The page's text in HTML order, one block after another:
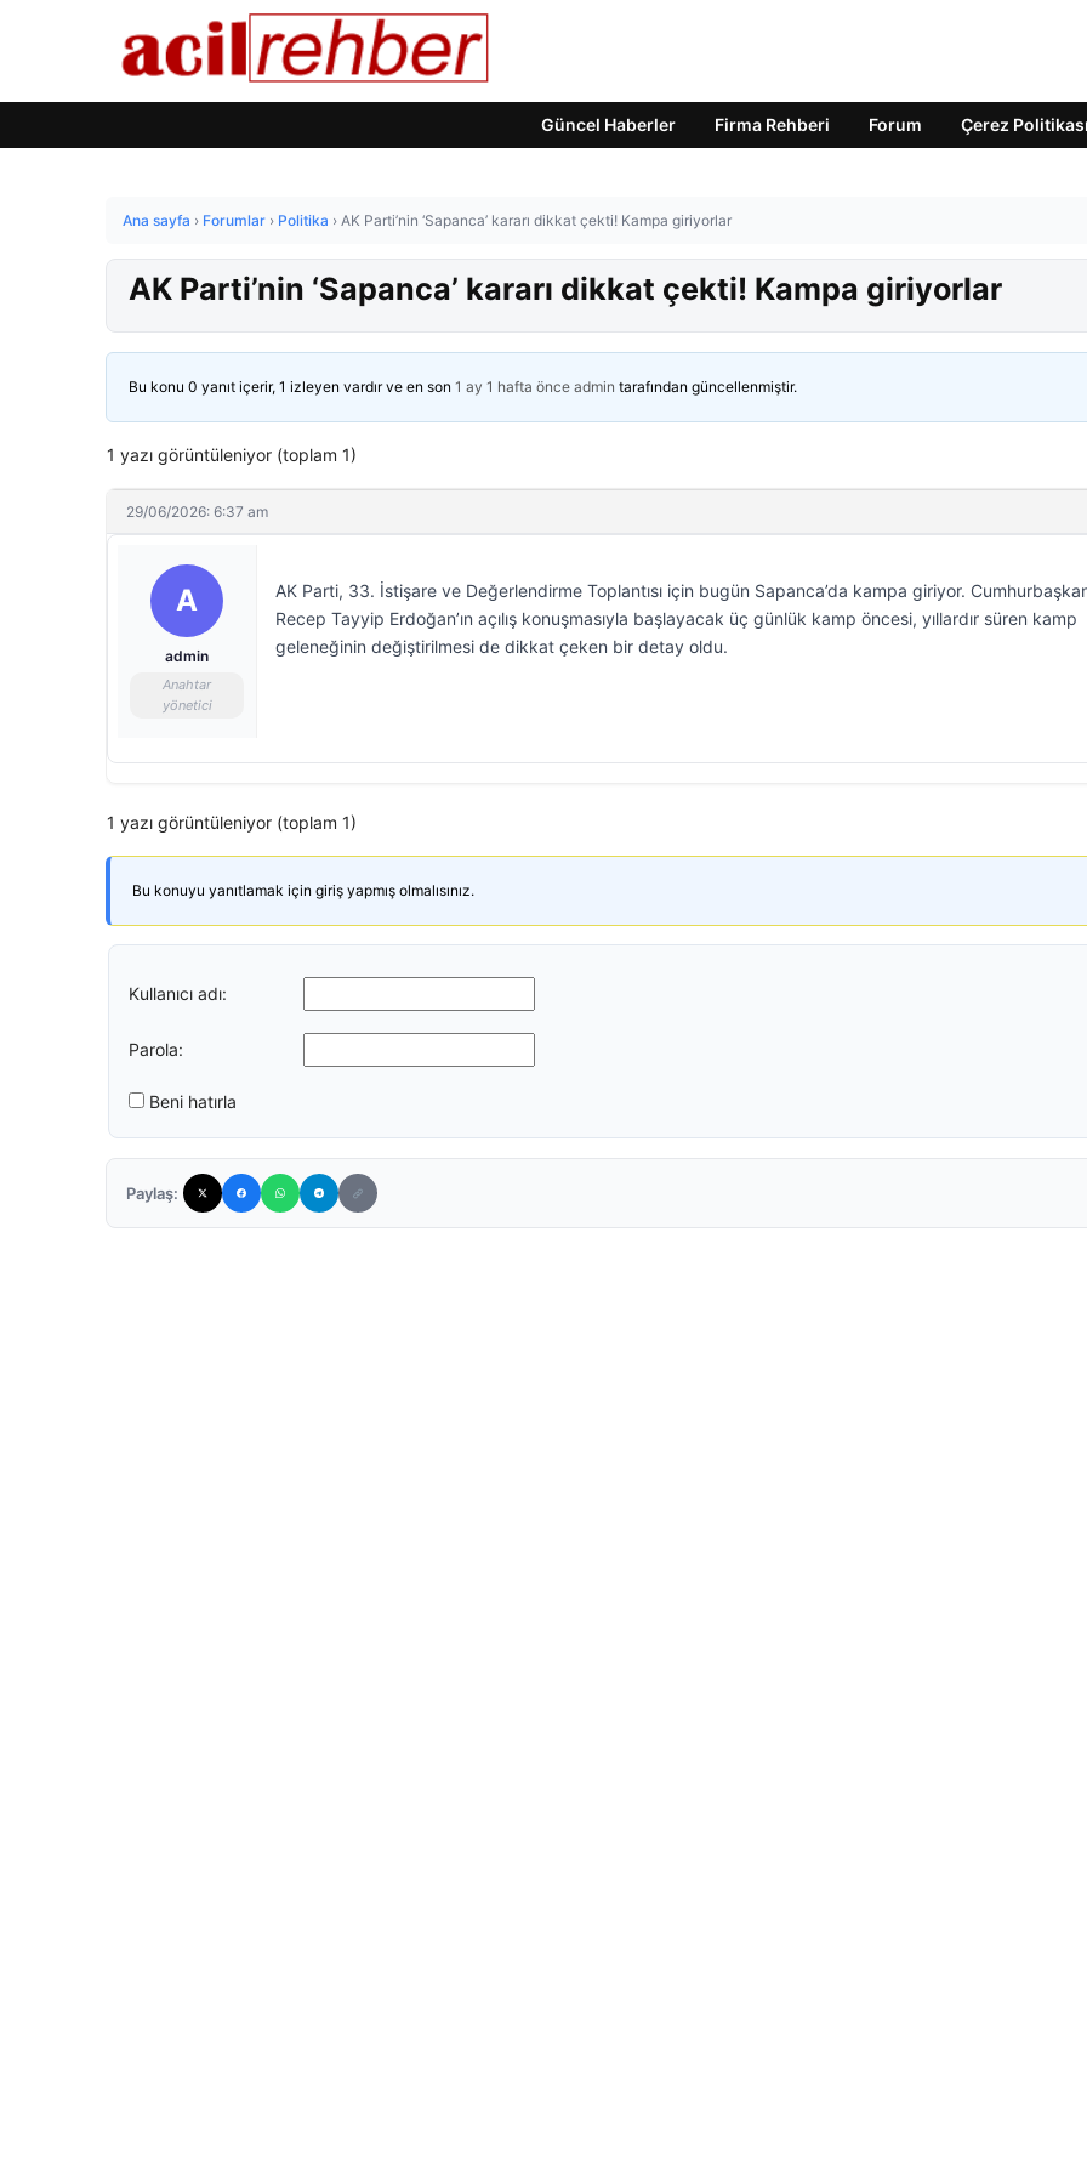
Güncel Haberler Firma Rehberi Forum Çerez Politikası
Ana sayfa › Forumlar › Politika › AK Parti’nin ‘Sapanca’ kararı dikkat çekti! Kampa giriyorlar
AK Parti’nin ‘Sapanca’ kararı dikkat çekti! Kampa giriyorlar
Bu konu 0 yanıt içerir, 1 izleyen vardır ve en son 1 ay 1 hafta önce admin tarafından güncellenmiştir.
1 yazı görüntüleniyor (toplam 1)
29/06/2026: 6:37 am
A
admin
Anahtar
yönetici
AK Parti, 33. İstişare ve Değerlendirme Toplantısı için bugün Sapanca’da kampa giriyor.
Recep Tayyip Erdoğan’ın açılış konuşmasıyla başlayacak üç günlük kamp öncesi, yıllardır süren kamp
geleneğinin değiştirilmesi de dikkat çeken bir detay oldu.
1 yazı görüntüleniyor (toplam 1)
Bu konuyu yanıtlamak için giriş yapmış olmalısınız.
Kullanıcı adı:
Parola:
Beni hatırla
Paylaş: